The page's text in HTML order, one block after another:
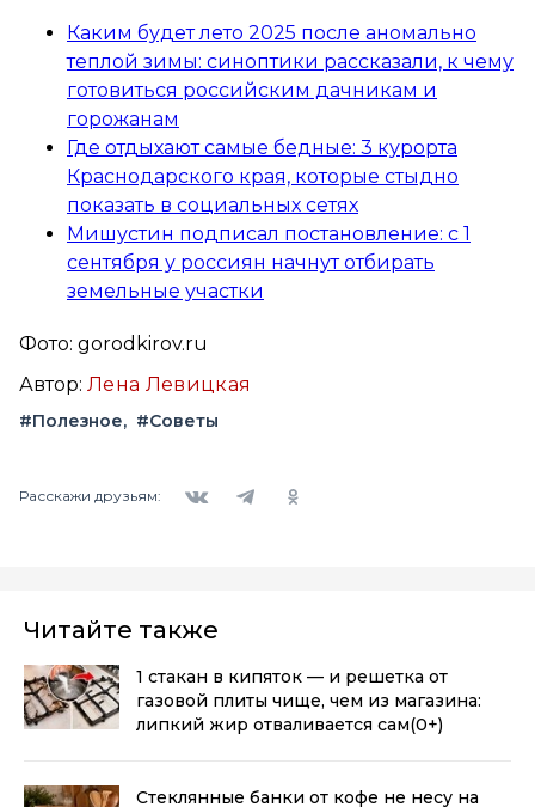
Каким будет лето 2025 после аномально
теплой зимы: синоптики рассказали, к чему
готовиться российским дачникам и
горожанам
Где отдыхают самые бедные: 3 курорта
Краснодарского края, которые стыдно
показать в социальных сетях
Мишустин подписал постановление: с 1
сентября у россиян начнут отбирать
земельные участки
Фото: gorodkirov.ru
Автор: Лена Левицкая
#Полезное #Советы
Расскажи друзьям:
Читайте также
1 стакан в кипяток — и решетка от
газовой плиты чище, чем из магазина:
липкий жир отваливается сам(0+)
Стеклянные банки от кофе не несу на